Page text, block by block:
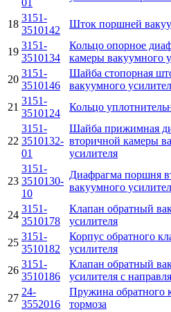
18
3151-
3510142
Шток поршней
19
3151-
3510134
Кольцо опорное
камеры вакуумного
20
3151-
3510146
Шайба стопорная
вакуумного
21
3151-
3510124
Кольцо
22
3151-
3510132-
01
Шайба прижимная
вторичной камеры
усилителя
23
3151-
3510130-
10
Диафрагма поршня
вакуумного
24
3151-
3510178
Клапан обратный
усилителя
25
3151-
3510182
Корпус обратного
усилителя
26
3151-
3510186
Клапан обратный
усилителя с
27
24-
3552016
Пружина обратного
тормоза